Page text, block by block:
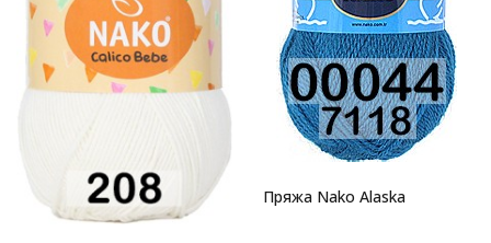
Пряжа Nako Alaska